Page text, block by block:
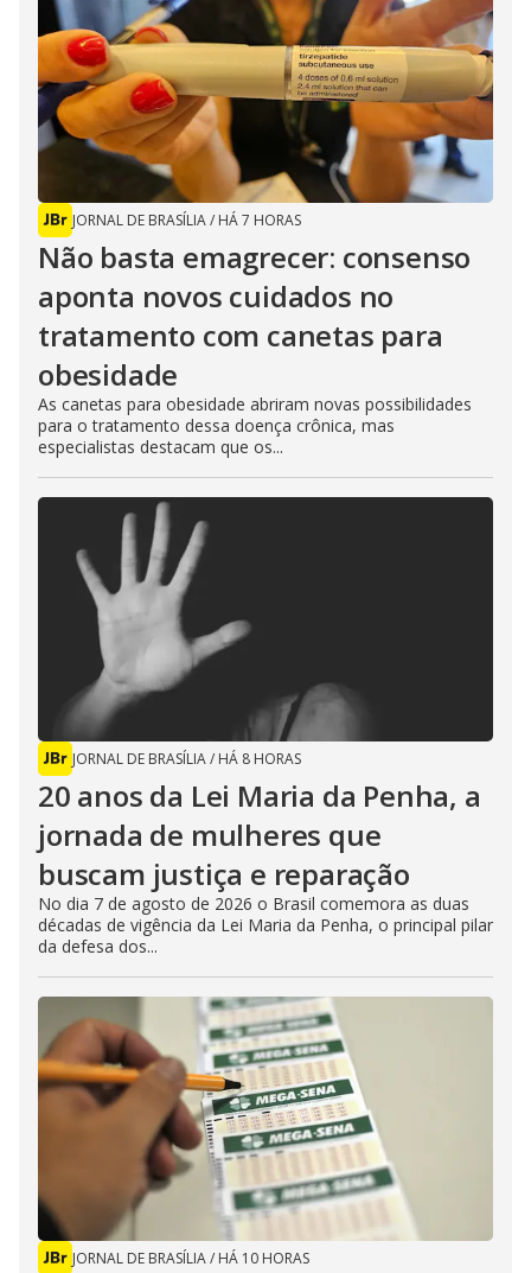
JORNAL DE BRASÍLIA/ HÁ 7 HORAS
Não basta emagrecer: consenso
aponta novos cuidados no
tratamento com canetas para
obesidade
As canetas para obesidade abriram novas possibilidades
para o tratamento dessa doença crônica, mas
especialistas destacam que os...
JORNAL DE BRASÍLIA/ HÁ 8 HORAS
20 anos da Lei Maria da Penha, a
jornada de mulheres que
buscam justiça e reparação
No dia 7 de agosto de 2026 o Brasil comemora as duas
décadas de vigência da Lei Maria da Penha, o principal pilar
da defesa dos...
JORNAL DE BRASÍLIA/ HÁ 10 HORAS